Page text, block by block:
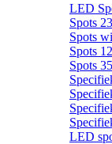
LED
Spots
Spots
Spots
Spots
LED